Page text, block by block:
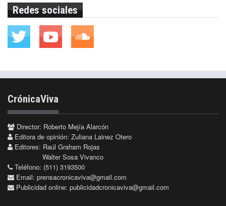
Redes sociales
CrónicaViva
Director: Roberto Mejía Alarcón
Editora de opinión: Zuliana Lainez Otero
Editores: Raúl Graham Rojas
Walter Sosa Vivanco
Teléfono: (511) 3193500
Email: prensacronicaviva@gmail.com
Publicidad online: publicidadcronicaviva@gmail.com